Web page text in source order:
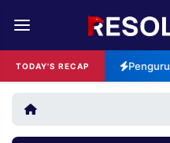
TODAY'S RECAP
REDAKSI
RESOLUSI IKLAN